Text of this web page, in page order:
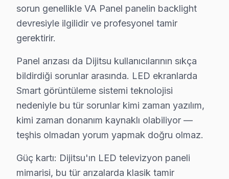
Dijitsu TV Arızaları ve Çözümler
✓ Yazılı Garanti Belgesi
✓ Orijinal Yedek Parça
✓ Ücretsiz Arıza Tespiti
Hayrabolu, Tekirdağ'un köklü ilçelerinden biri olup
"Merhaba, benim dijitsu televizyonum aniden kapandı
sorun genellikle VA Panel panelin backlight
devresiyle ilgilidir ve profesyonel tamir
gerektirir.
Panel arızası da Dijitsu kullanıcılarının sıkça
bildirdiği sorunlar arasında. LED ekranlarda
Smart görüntüleme sistemi teknolojisi
nedeniyle bu tür sorunlar kimi zaman yazılım,
kimi zaman donanım kaynaklı olabiliyor —
teşhis olmadan yorum yapmak doğru olmaz.
Güç kartı: Dijitsu'ın LED televizyon paneli
mimarisi, bu tür arızalarda klasik tamir